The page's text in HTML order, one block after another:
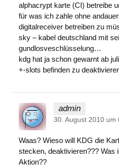
alphacrypt karte (CI) betreibe
für was ich zahle ohne
digitalreceiver betreiben zu
sky – kabel deutschland mit
gundlosveschlüsselung…
kdg hat ja schon gewarnt ab
+-slots befinden zu
admin
30. August 2010 um
Waas? Wieso will KDG die
stecken, deaktivieren??? Was
Aktion??